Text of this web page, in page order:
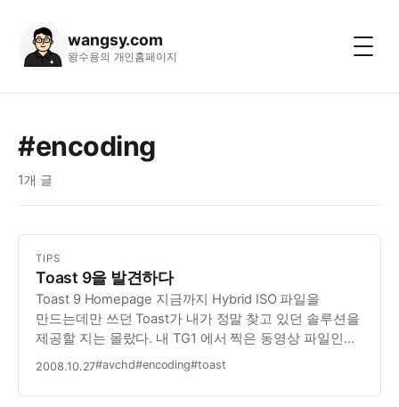
wangsy.com
왕수용의 개인홈페이지
#encoding
1개 글
TIPS
Toast 9을 발견하다
Toast 9 Homepage 지금까지 Hybrid ISO 파일을
만드는데만 쓰던 Toast가 내가 정말 찾고 있던 솔루션을
제공할 지는 몰랐다. 내 TG1 에서 찍은 동영상 파일인
AVCHD 파일을, 맥에서는 iMovie 로 임포트 해서,
10배나 뻥튀기 된다. 그래서…
2008.10.27#avchd#encoding#toast